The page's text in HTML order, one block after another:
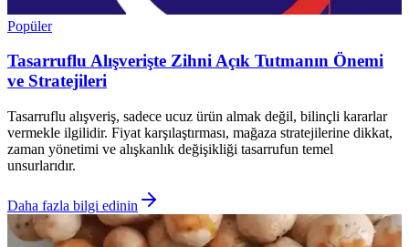
Popüler
Tasarruflu Alışverişte Zihni Açık Tutmanın Önemi
ve Stratejileri
Tasarruflu alışveriş, sadece ucuz ürün almak değil, bilinçli kararlar
vermekle ilgilidir. Fiyat karşılaştırması, mağaza stratejilerine dikkat,
zaman yönetimi ve alışkanlık değişikliği tasarrufun temel
unsurlarıdır.
Daha fazla bilgi edinin